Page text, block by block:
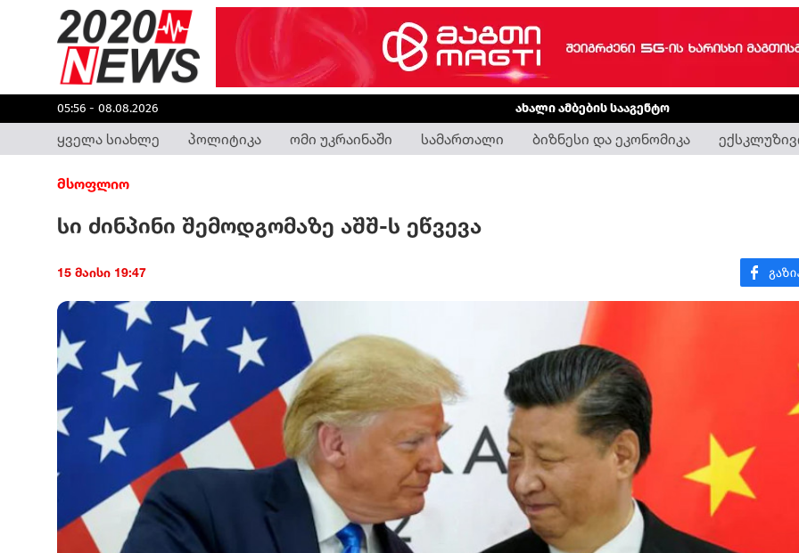
05:56 - 08.08.2026 ახალი ამბების სააგენტო
ყველა სიახლე პოლიტიკა ომი უკრაინაში სამართალი ბიზნესი და ეკონომიკა
მსოფლიო
სი ძინპინი შემოდგომაზე აშშ-ს ეწვევა
15 მაისი 19:47